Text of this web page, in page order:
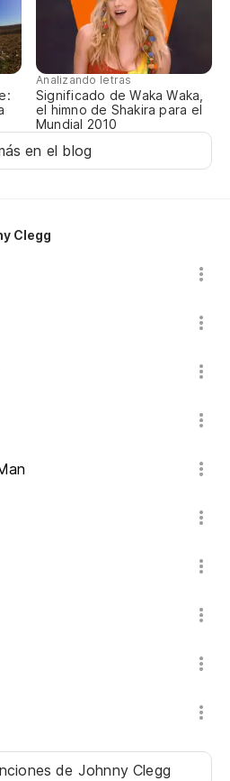
Analizando letras
Significado de Waka Waka,
el himno de Shakira para el
Mundial 2010
en el blog
Clegg
de Johnny Clegg